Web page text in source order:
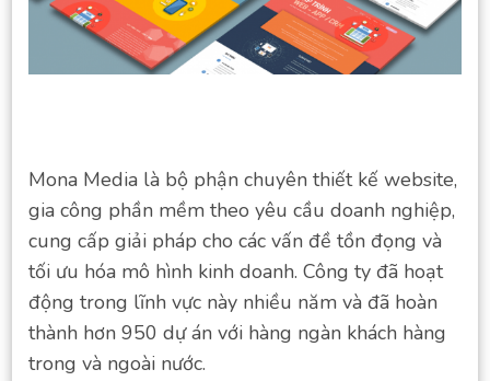
Mona Media là bộ phận chuyên thiết kế website,
gia công phần mềm theo yêu cầu doanh nghiệp,
cung cấp giải pháp cho các vấn đề tồn đọng và
tối ưu hóa mô hình kinh doanh. Công ty đã hoạt
động trong lĩnh vực này nhiều năm và đã hoàn
thành hơn 950 dự án với hàng ngàn khách hàng
trong và ngoài nước.